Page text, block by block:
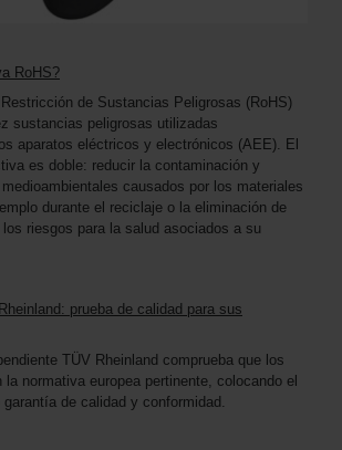
RoHS?
de Sustancias Peligrosas (RoHS)
sustancias peligrosas utilizadas
aparatos eléctricos y electrónicos (AEE). El
es doble: reducir la contaminación y
causados por los materiales
durante el reciclaje o la eliminación de
riesgos para la salud asociados a su
prueba de calidad para sus
TÜV Rheinland comprueba que los
la normativa europea pertinente, colocando el
de calidad y conformidad.